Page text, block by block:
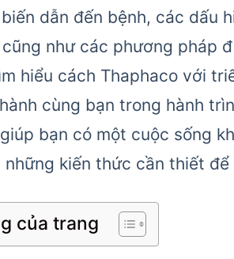
dẫn đến bệnh, các dấu
như các phương pháp
hiểu cách Thaphaco với
cùng bạn trong hành
bạn có một cuộc sống
những kiến thức cần thiết
của trang